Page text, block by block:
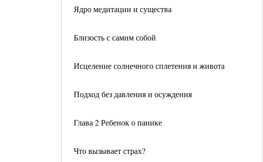
Ядро медитации и существа
Близость с самим собой
Исцеление солнечного сплетения и живота
Подход без давления и осуждения
Глава 2 Ребенок о панике
Что вызывает страх?